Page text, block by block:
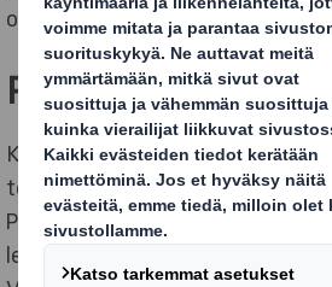
optimointimahdollisuus.
Ratkaisu
Kaksiosaiseen hyllyvalmiiseen
tehdyt muutokset:
Pohja oli aiemmin liimattu ja se oli
levyinen. Nyt yhtä sen läppää